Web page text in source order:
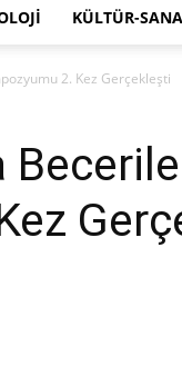
KÜLTÜR-
2. Kez Gerçekleşti